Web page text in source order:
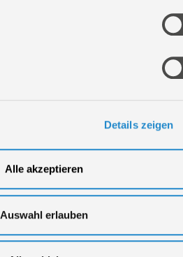
Details zeigen
Alle akzeptieren
Auswahl erlauben